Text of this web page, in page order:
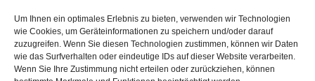
Um Ihnen ein optimales Erlebnis zu bieten, verwenden wir Technologien
wie Cookies, um Geräteinformationen zu speichern und/oder darauf
zuzugreifen. Wenn Sie diesen Technologien zustimmen, können wir Daten
wie das Surfverhalten oder eindeutige IDs auf dieser Website verarbeiten.
Wenn Sie Ihre Zustimmung nicht erteilen oder zurückziehen, können
Donnerstag:
7:30 – 12:00 Uhr und 15:00 – 18:00 Uhr
Freitag: